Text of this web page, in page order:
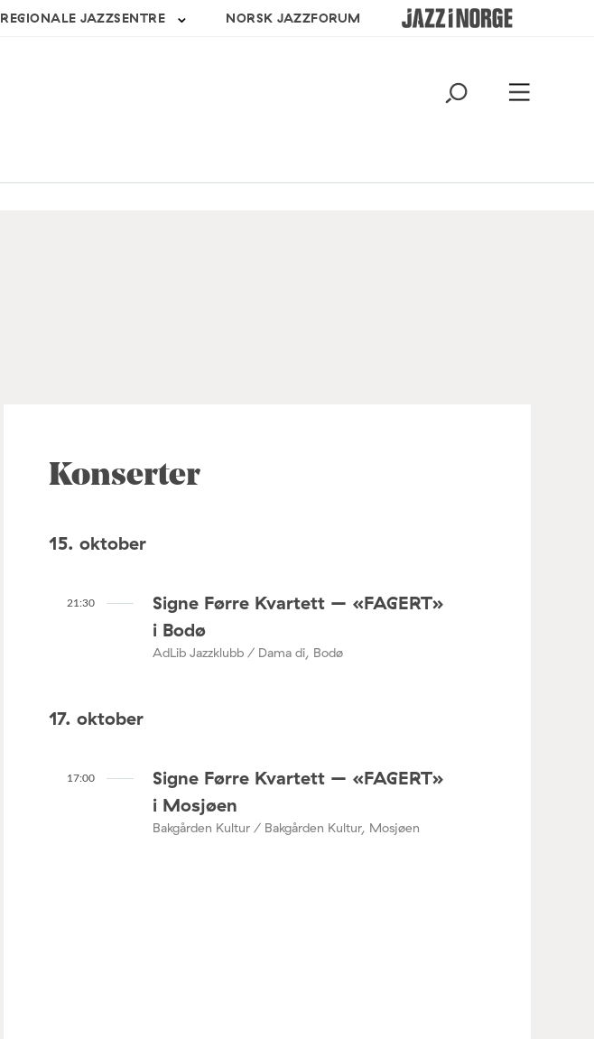
REGIONALE JAZZSENTRE NORSK JAZZFORUM
Konserter
15. oktober
21:30
Signe Førre Kvartett – «FAGERT»
i Bodø
AdLib Jazzklubb / Dama di, Bodø
17. oktober
17:00
Signe Førre Kvartett – «FAGERT»
i Mosjøen
Bakgården Kultur / Bakgården Kultur, Mosjøen